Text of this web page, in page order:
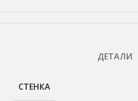
ДЕТАЛИ
СТЕНКА